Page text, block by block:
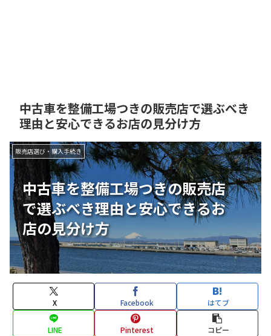
中古車を整備工場つきの販売店で選ぶべき
理由と安心できるお店の見分け方
中古車を整備工場つきの販売店
で選ぶべき理由と安心できるお
店の見分け方
販売店選び・購入手続き
X Facebook はてブ
LINE Pinterest コピー